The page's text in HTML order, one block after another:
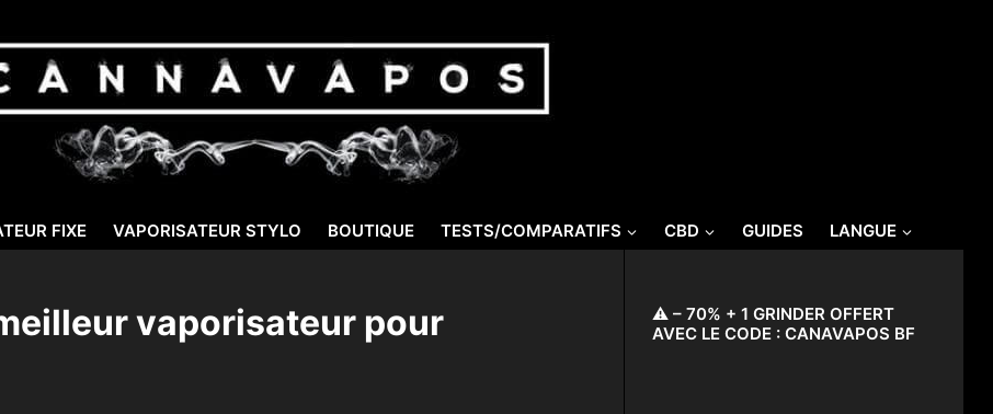
FIXE VAPORISATEUR STYLO BOUTIQUE TESTS/COMPARATIFS CBD GUIDES LANGUE
vaporisateur pour
⚠️ – 70% + 1 GRINDER OFFERT
AVEC LE CODE : CANAVAPOS BF